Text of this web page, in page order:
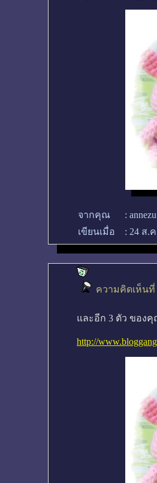
จากคุณ : annezu
เขียนเมื่อ
: 24 ส.ค
ความคิดเห็นที่
และอีก 3 ตัว ของ
http://